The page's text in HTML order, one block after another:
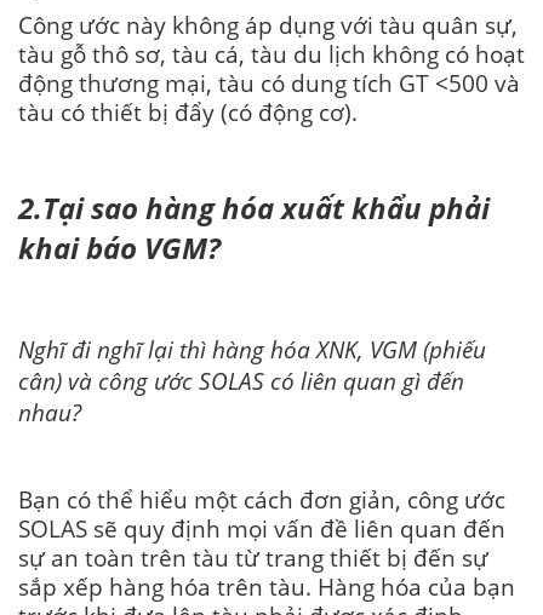
Công ước này không áp dụng với tàu quân sự,
tàu gỗ thô sơ, tàu cá, tàu du lịch không có hoạt
động thương mại, tàu có dung tích GT <500 và
tàu có thiết bị đẩy (có động cơ).
2.Tại sao hàng hóa xuất khẩu phải
khai báo VGM?
Nghĩ đi nghĩ lại thì hàng hóa XNK, VGM (phiếu
cân) và công ước SOLAS có liên quan gì đến
nhau?
Bạn có thể hiểu một cách đơn giản, công ước
SOLAS sẽ quy định mọi vấn đề liên quan đến
sự an toàn trên tàu từ trang thiết bị đến sự
sắp xếp hàng hóa trên tàu. Hàng hóa của bạn